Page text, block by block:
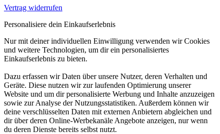
Vertrag widerrufen
Personalisiere dein Einkaufserlebnis
Nur mit deiner individuellen Einwilligung verwenden wir Cookies
und weitere Technologien, um dir ein personalisiertes
Einkaufserlebnis zu bieten.
Dazu erfassen wir Daten über unsere Nutzer, deren Verhalten und
Geräte. Diese nutzen wir zur laufenden Optimierung unserer
Website und um dir personalisierte Werbung und Inhalte anzuzeigen
sowie zur Analyse der Nutzungsstatistiken. Außerdem können wir
deine verschlüsselten Daten mit externen Anbietern abgleichen und
dir über deren Online-Werbekanäle Angebote anzeigen, nur wenn
du deren Dienste bereits selbst nutzt.